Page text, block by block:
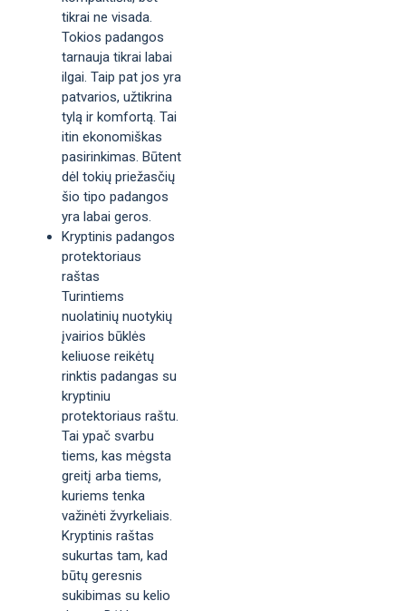
tikrai ne visada.
Tokios padangos
tarnauja tikrai labai
ilgai. Taip pat jos yra
patvarios, užtikrina
tylą ir komfortą. Tai
itin ekonomiškas
pasirinkimas. Būtent
dėl tokių priežasčių
šio tipo padangos
yra labai geros.
Kryptinis padangos
protektoriaus
raštas
Turintiems
nuolatinių nuotykių
įvairios būklės
keliuose reikėtų
rinktis padangas su
kryptiniu
protektoriaus raštu.
Tai ypač svarbu
tiems, kas mėgsta
greitį arba tiems,
kuriems tenka
važinėti žvyrkeliais.
Kryptinis raštas
sukurtas tam, kad
būtų geresnis
sukibimas su kelio